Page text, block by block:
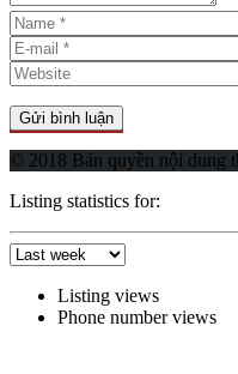
© 2018 Bản quyền nội dung
Listing statistics for:
Listing views
Phone number views